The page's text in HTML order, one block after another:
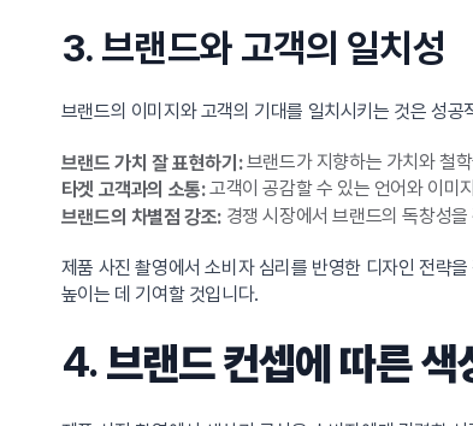
3. 브랜드와 고객의 일치성
브랜드의 이미지와 고객의 기대를 일치시키는 것은 성
브랜드 가치 잘 표현하기:브랜드가 지향하는 가치와 철
타겟 고객과의 소통:고객이 공감할 수 있는 언어와 이미
브랜드의 차별점 강조:경쟁 시장에서 브랜드의 독창성
제품 사진 촬영에서 소비자 심리를 반영한 디자인 전략
높이는 데 기여할 것입니다.
4.브랜드 컨셉에 따른 색